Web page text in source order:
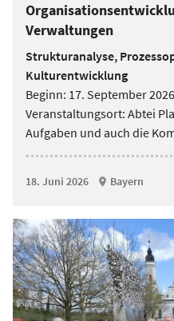
Verwaltungen
Strukturanalyse,
Kulturentwicklung
Beginn: 17. September
Veranstaltungsort: Abtei
Aufgaben und auch die
18. Juni 2026 Bayern